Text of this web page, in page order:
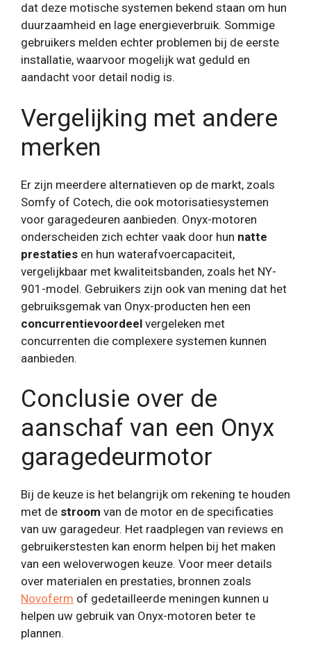
dat deze motische systemen bekend staan ​​om hun
duurzaamheid en lage energieverbruik. Sommige
gebruikers melden echter problemen bij de eerste
installatie, waarvoor mogelijk wat geduld en
aandacht voor detail nodig is.
Vergelijking met andere
merken
Er zijn meerdere alternatieven op de markt, zoals
Somfy of Cotech, die ook motorisatiesystemen
voor garagedeuren aanbieden. Onyx-motoren
onderscheiden zich echter vaak door hun natte
prestaties en hun waterafvoercapaciteit,
vergelijkbaar met kwaliteitsbanden, zoals het NY-
901-model. Gebruikers zijn ook van mening dat het
gebruiksgemak van Onyx-producten hen een
concurrentievoordeel vergeleken met
concurrenten die complexere systemen kunnen
aanbieden.
Conclusie over de
aanschaf van een Onyx
garagedeurmotor
Bij de keuze is het belangrijk om rekening te houden
met de stroom van de motor en de specificaties
van uw garagedeur. Het raadplegen van reviews en
gebruikerstesten kan enorm helpen bij het maken
van een weloverwogen keuze. Voor meer details
over materialen en prestaties, bronnen zoals
Novoferm of gedetailleerde meningen kunnen u
helpen uw gebruik van Onyx-motoren beter te
plannen.